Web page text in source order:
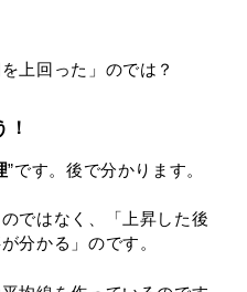
上回った」のでは？
！
”です。後で分かります。
ではなく、「上昇した後
分かる」のです。